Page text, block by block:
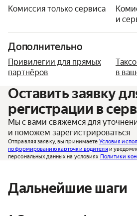
Комиссия только сервиса
и
Дополнительно
Привилегии для прямых
партнёров
в
Оставить заявку
регистрации в
Мы с вами свяжемся для
и поможем зарегистрироваться
Отправляя заявку, вы принимаете Условия
по формированию карточки водителя и
персональных данных на условиях Политики
Дальнейшие шаги